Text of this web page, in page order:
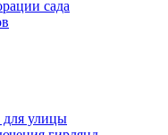
сада
улицы